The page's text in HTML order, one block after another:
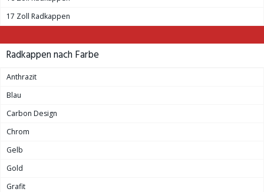
17 Zoll Radkappen
Radkappen nach Farbe
Anthrazit
Blau
Carbon Design
Chrom
Gelb
Gold
Grafit